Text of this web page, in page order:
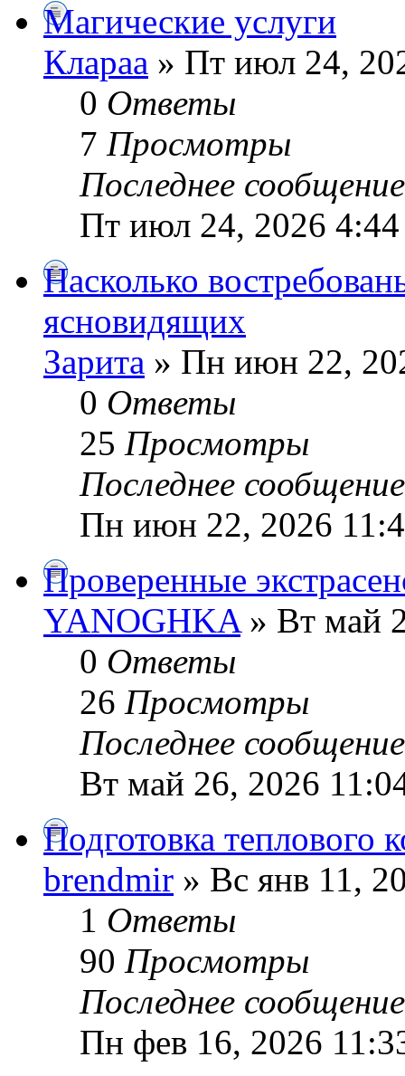
Магические услуги
Клараа » Пт июл 24,
0 Ответы
7 Просмотры
Последнее
Пт июл 24, 2026 4:44
Насколько
ясновидящих
Зарита » Пн июн 22,
0 Ответы
25 Просмотры
Последнее
Пн июн 22, 2026
Проверенные
YANOGHKA» Вт май
0 Ответы
26 Просмотры
Последнее
Вт май 26, 2026
Подготовка теплового
brendmir » Вс янв 11,
1 Ответы
90 Просмотры
Последнее
Пн фев 16, 2026